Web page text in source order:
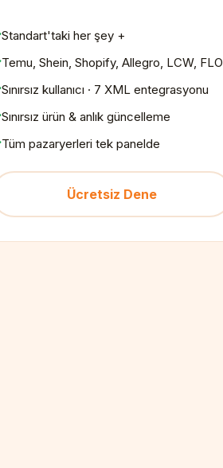
Standart'taki her şey +
Temu, Shein, Shopify, Allegro, LCW, FLO
Sınırsız kullanıcı · 7 XML entegrasyonu
Sınırsız ürün & anlık güncelleme
Tüm pazaryerleri tek panelde
Ücretsiz Dene